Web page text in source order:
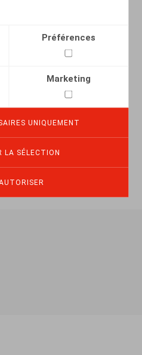
Préférences
Marketing
UNIQUEMENT
LA SÉLECTION